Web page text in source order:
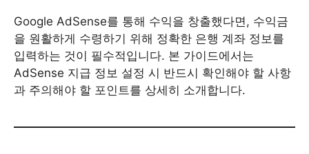
Google AdSense를 통해 수익을 창출했다면, 수익금
을 원활하게 수령하기 위해 정확한 은행 계좌 정보를
입력하는 것이 필수적입니다. 본 가이드에서는
AdSense 지급 정보 설정 시 반드시 확인해야 할 사항
과 주의해야 할 포인트를 상세히 소개합니다.